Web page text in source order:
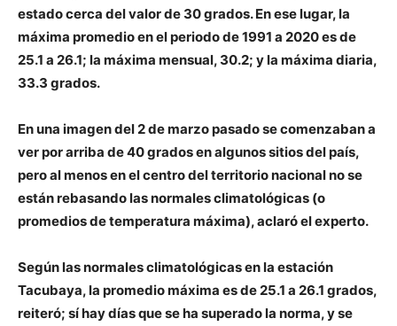
estado cerca del valor de 30 grados. En ese lugar, la
máxima promedio en el periodo de 1991 a 2020 es de
25.1 a 26.1; la máxima mensual, 30.2; y la máxima diaria,
33.3 grados.
En una imagen del 2 de marzo pasado se comenzaban a
ver por arriba de 40 grados en algunos sitios del país,
pero al menos en el centro del territorio nacional no se
están rebasando las normales climatológicas (o
promedios de temperatura máxima), aclaró el experto.
Según las normales climatológicas en la estación
Tacubaya, la promedio máxima es de 25.1 a 26.1 grados,
reiteró; sí hay días que se ha superado la norma, y se